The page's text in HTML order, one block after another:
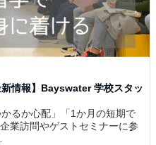
新情報】Bayswater 学校スタッ
るか心配」「1か月の短期で
業訪問やゲストセミナーに参